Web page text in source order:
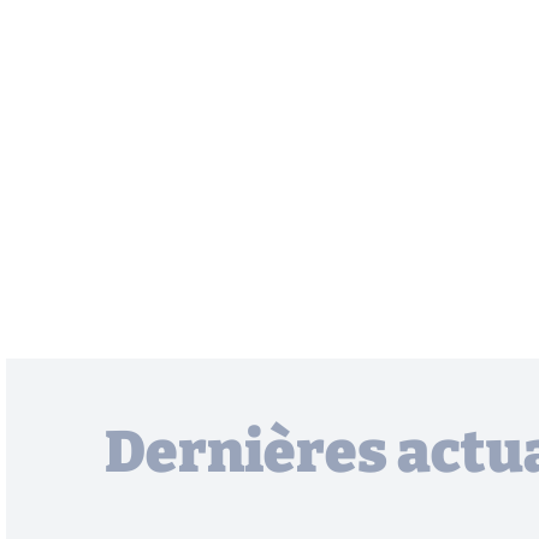
Dernières